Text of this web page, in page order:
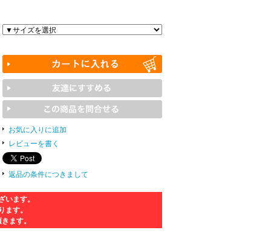
お気に入りに追加
レビューを書く
返品の条件につきまして
ます。
す。
ます。